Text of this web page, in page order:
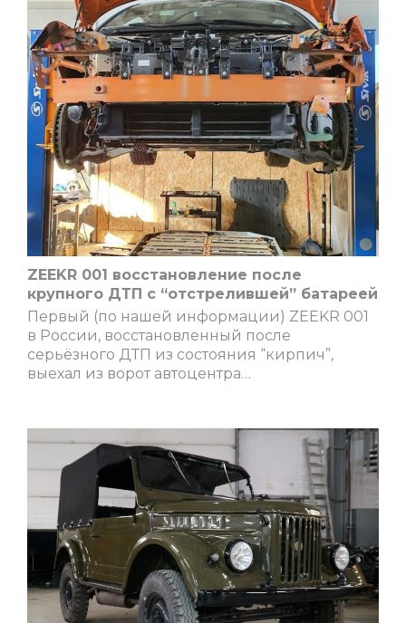
ZEEKR 001 восстановление после
крупного ДТП с “отстрелившей” батареей
Первый (по нашей информации) ZEEKR 001
в России, восстановленный после
серьёзного ДТП из состояния “кирпич”,
выехал из ворот автоцентра…